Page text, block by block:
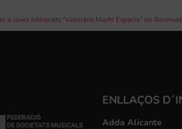
a Joves Intèrprets “Valeriano Machi Esparza” de
ENLLAÇOS
Adda Alicante